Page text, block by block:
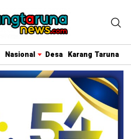
Nasional Desa Karang Taruna